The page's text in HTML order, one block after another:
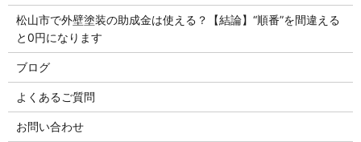
松山市で外壁塗装の助成金は使える？【結論】“順番”を間違える
と0円になります
ブログ
よくあるご質問
お問い合わせ